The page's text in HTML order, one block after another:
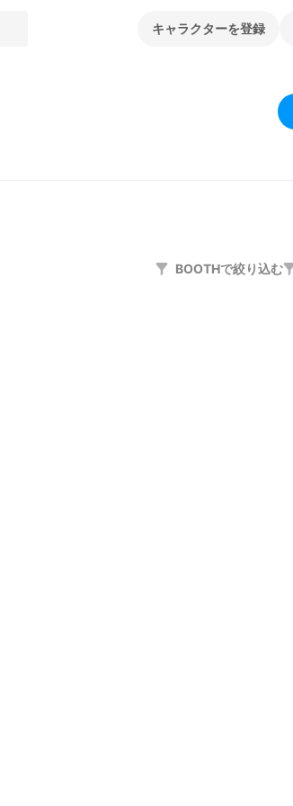
キャラクターを登録
BOOTHで絞り込む